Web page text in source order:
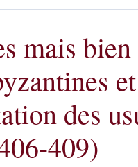
mais
des
409)